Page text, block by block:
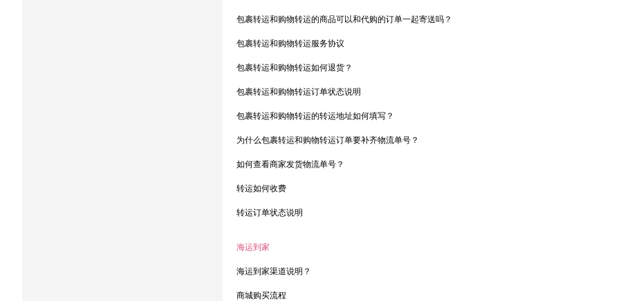
包裹转运和购物转运的商品可以和代购的订单一起寄送吗？
包裹转运和购物转运服务协议
包裹转运和购物转运如何退货？
包裹转运和购物转运订单状态说明
包裹转运和购物转运的转运地址如何填写？
为什么包裹转运和购物转运订单要补齐物流单号？
如何查看商家发货物流单号？
转运如何收费
转运订单状态说明
海运到家
海运到家渠道说明？
商城购买流程